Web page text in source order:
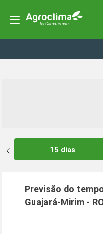
15 dias
Previsão do
Guajará-Mirim- RO